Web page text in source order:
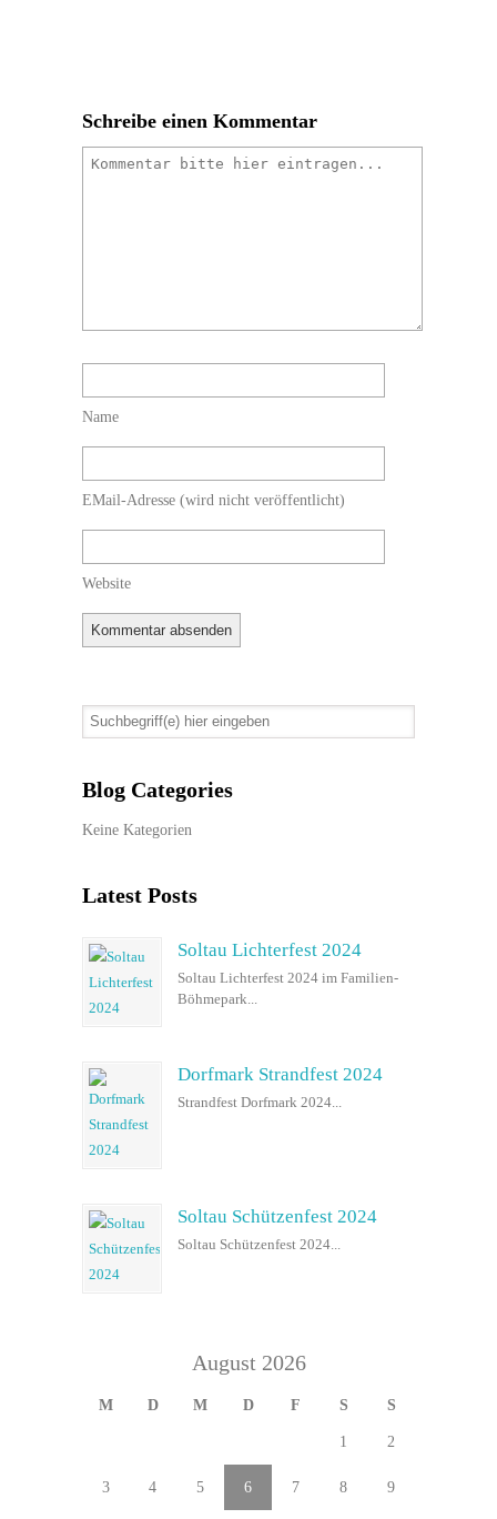
Schreibe einen Kommentar
Name
EMail-Adresse (wird nicht veröffentlicht)
Website
Blog Categories
Keine Kategorien
Latest Posts
Soltau Lichterfest 2024
Soltau Lichterfest 2024 im Familien-
Böhmepark...
Dorfmark Strandfest 2024
Strandfest Dorfmark 2024...
Soltau Schützenfest 2024
Soltau Schützenfest 2024...
August 2026
M D M D F S S
1 2
3 4 5 6 7 8 9